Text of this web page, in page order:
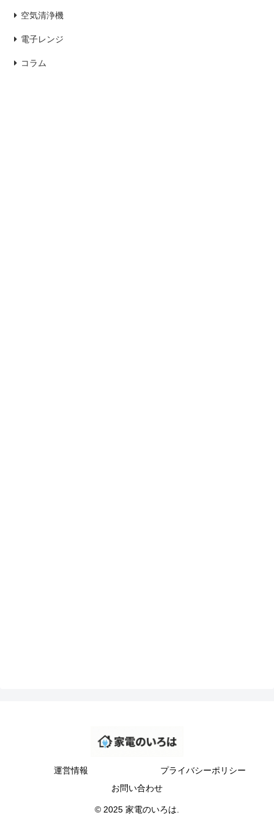
空気清浄機
電子レンジ
コラム
運営情報
プライバシーポリシー
お問い合わせ
© 2025 家電のいろは.